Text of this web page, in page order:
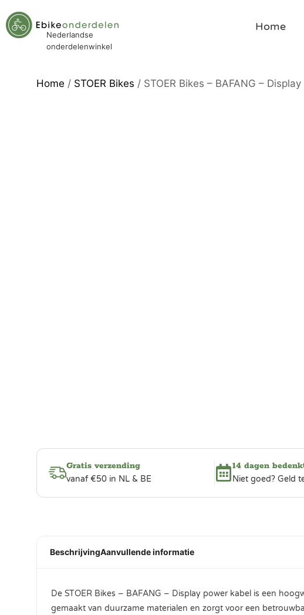
Nederlandse
onderdelenwinkel
Home
Home / STOER Bikes / STOER Bikes – BAFANG –
Gratis verzending
vanaf €50 in NL & BE
14 dagen
Niet goed? Geld
BeschrijvingAanvullende informatie
De STOER Bikes – BAFANG – Display power kabel is een
gemaakt van duurzame materialen en zorgt voor een